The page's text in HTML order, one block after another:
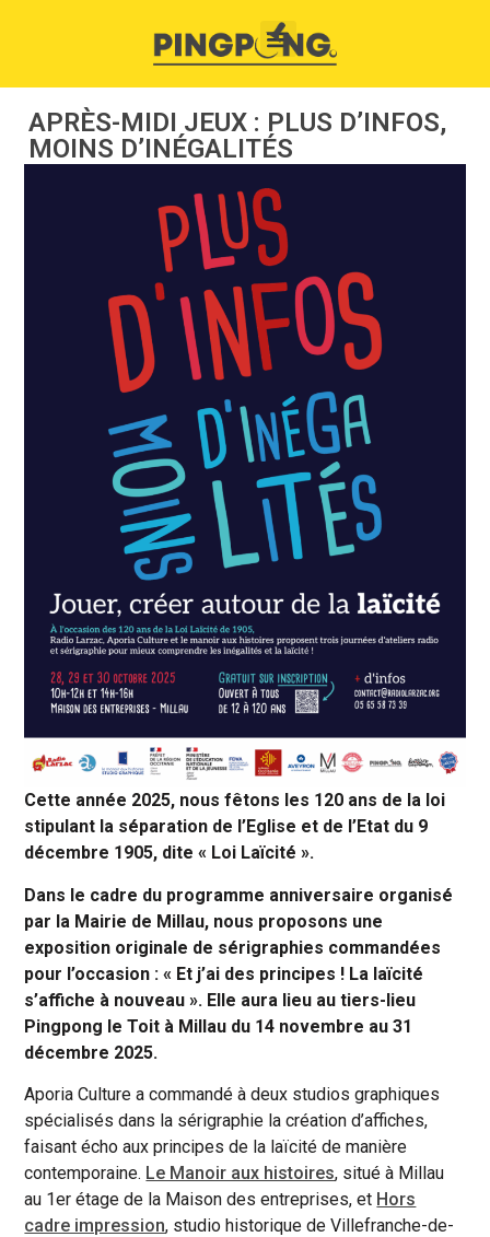
APRÈS-MIDI JEUX : PLUS D’INFOS,
MOINS D’INÉGALITÉS
Cette année 2025, nous fêtons les 120 ans de la loi
stipulant la séparation de l’Eglise et de l’Etat du 9
décembre 1905, dite « Loi Laïcité ».
Dans le cadre du programme anniversaire organisé
par la Mairie de Millau, nous proposons une
exposition originale de sérigraphies commandées
pour l’occasion : « Et j’ai des principes ! La laïcité
s’affiche à nouveau ». Elle aura lieu au tiers-lieu
Pingpong le Toit à Millau du 14 novembre au 31
décembre 2025.
Aporia Culture a commandé à deux studios graphiques
spécialisés dans la sérigraphie la création d’affiches,
faisant écho aux principes de la laïcité de manière
contemporaine. Le Manoir aux histoires, situé à Millau
au 1er étage de la Maison des entreprises, et Hors
cadre impression, studio historique de Villefranche-de-